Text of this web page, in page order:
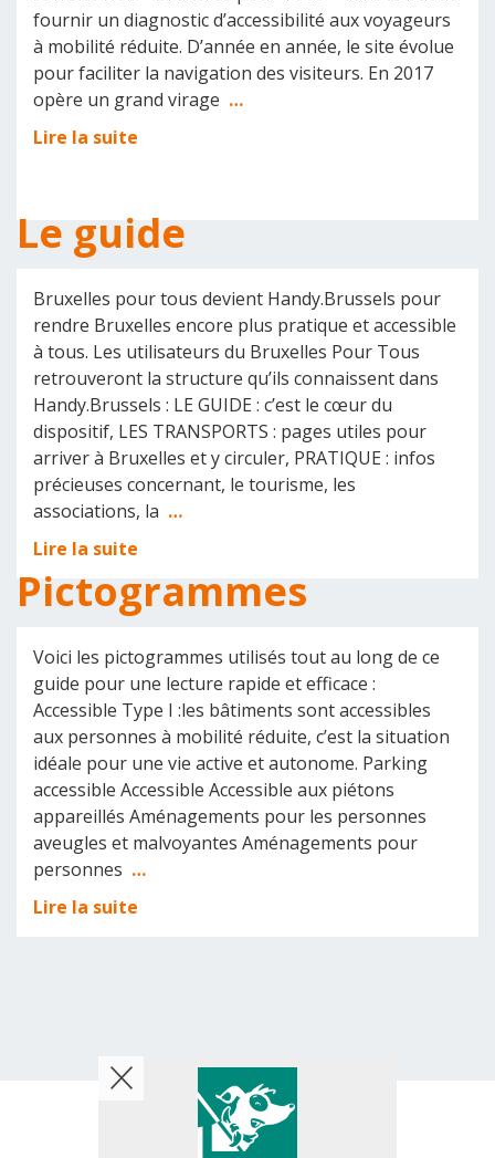
fournir un diagnostic d’accessibilité aux voyageurs
à mobilité réduite. D’année en année, le site évolue
pour faciliter la navigation des visiteurs. En 2017
opère un grand virage …
Lire la suite
Le guide
Bruxelles pour tous devient Handy.Brussels pour
rendre Bruxelles encore plus pratique et accessible
à tous. Les utilisateurs du Bruxelles Pour Tous
retrouveront la structure qu’ils connaissent dans
Handy.Brussels : LE GUIDE : c’est le cœur du
dispositif, LES TRANSPORTS : pages utiles pour
arriver à Bruxelles et y circuler, PRATIQUE : infos
précieuses concernant, le tourisme, les
associations, la …
Lire la suite
Pictogrammes
Voici les pictogrammes utilisés tout au long de ce
guide pour une lecture rapide et efficace :
Accessible Type I :les bâtiments sont accessibles
aux personnes à mobilité réduite, c’est la situation
idéale pour une vie active et autonome. Parking
accessible Accessible Accessible aux piétons
appareillés Aménagements pour les personnes
aveugles et malvoyantes Aménagements pour
personnes …
Lire la suite
© 2026 AMT Concept - All rights reserved